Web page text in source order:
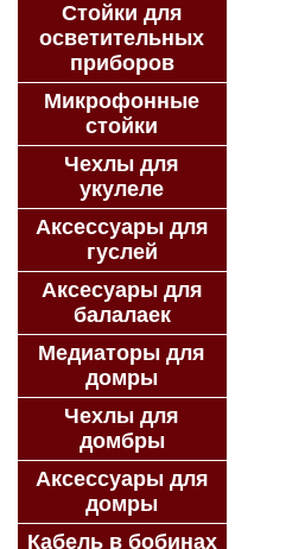
Стойки для
осветительных
приборов
Микрофонные
стойки
Чехлы для
укулеле
Аксессуары для
гуслей
Аксесуары для
балалаек
Медиаторы для
домры
Чехлы для
домбры
Аксессуары для
домры
Кабель в бобинах